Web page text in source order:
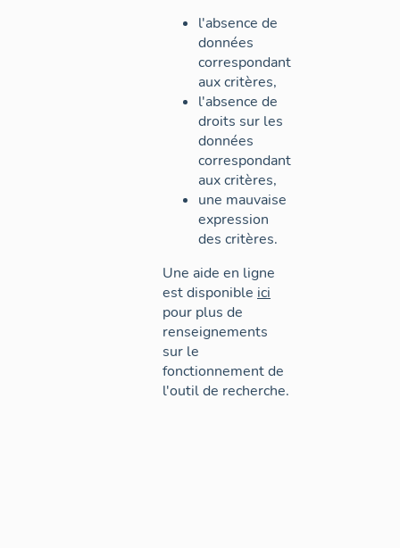
l'absence de
données
correspondant
aux critères,
l'absence de
droits sur les
données
correspondant
aux critères,
une mauvaise
expression
des critères.
Une aide en ligne
est disponible ici
pour plus de
renseignements
sur le
fonctionnement de
l'outil de recherche.